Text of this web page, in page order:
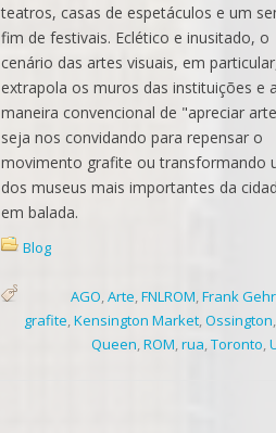
teatros, casas de espetáculos e um
fim de festivais. Eclético e inusitado, o
cenário das artes visuais, em
extrapola os muros das instituições e
maneira convencional de "apreciar
seja nos convidando para repensar o
movimento grafite ou transformando
dos museus mais importantes da
em balada.
Blog
AGO,Arte,FNLROM,Frank
grafite,Kensington Market,Ossington
Queen,ROM,rua,Toronto,